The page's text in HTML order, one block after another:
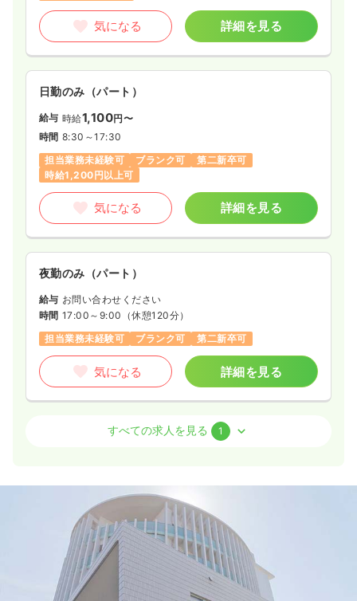
気になる 詳細を見る
日勤のみ（パート）
給与 時給1,100円〜
時間 8:30～17:30
担当業務未経験可
ブランク可
第二新卒可
時給1,200円以上可
気になる 詳細を見る
夜勤のみ（パート）
給与 お問い合わせください
時間 17:00～9:00 （休憩120分）
担当業務未経験可
ブランク可 第二新卒可
気になる 詳細を見る
19.0〜23.0万円/月 賞与3ヶ月
8:30～17:30（休憩60分）
日祝休み
月給23万円以上可
気になる 詳細を見る
すべての求人を見る 1